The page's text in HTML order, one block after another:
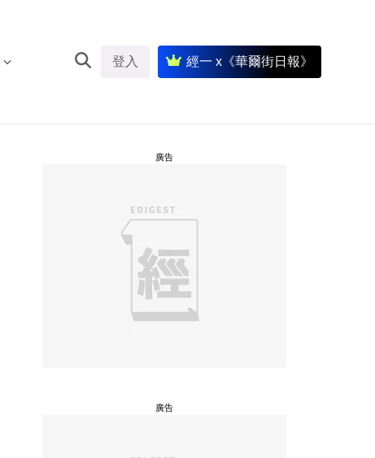
登入 經一 x《華爾街日報》
廣告
廣告